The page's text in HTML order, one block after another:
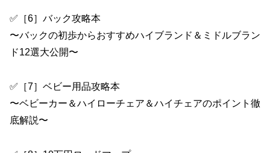
✅［6］バック攻略本
〜バックの初歩からおすすめハイブランド＆ミドルブラン
ド12選大公開〜
✅［7］ベビー用品攻略本
〜ベビーカー＆ハイローチェア＆ハイチェアのポイント徹
底解説〜